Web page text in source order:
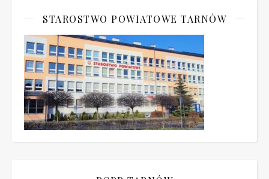
STAROSTWO POWIATOWE TARNÓW